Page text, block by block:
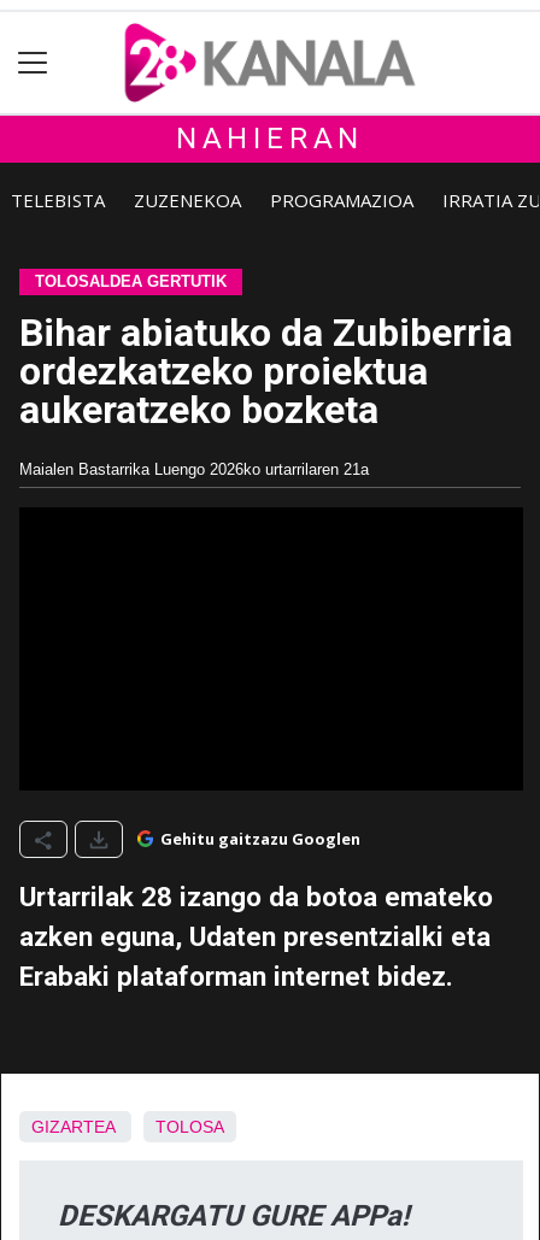
NAHIERAN
TELEBISTA ZUZENEKOA PROGRAMAZIOA IRRATIA
TOLOSALDEA GERTUTIK
Bihar abiatuko da Zubiberria
ordezkatzeko proiektua
aukeratzeko bozketa
Maialen Bastarrika Luengo 2026ko urtarrilaren 21a
Gehitu gaitzazu Googlen
Urtarrilak 28 izango da botoa emateko
azken eguna, Udaten presentzialki eta
Erabaki plataforman internet bidez.
GIZARTEA TOLOSA
DESKARGATU GURE APPa!